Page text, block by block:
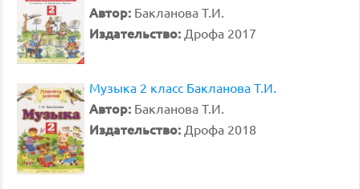
Автор: Бакланова Т.И.
Издательство: Дрофа 2017
Музыка 2 класс Бакланова Т.И.
Автор: Бакланова Т.И.
Издательство: Дрофа 2018